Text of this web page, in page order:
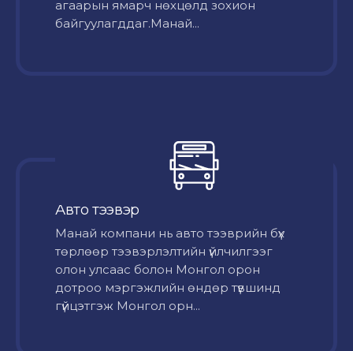
агаарын ямарч нөхцөлд зохион
байгуулагддаг.Манай...
Авто тээвэр
Mанай компани нь авто тээврийн бүх
төрлөөр тээвэрлэлтийн үйлчилгээг
олон улсаас болон Монгол орон
дотроо мэргэжлийн өндөр түвшинд
гүйцэтгэж Монгол орн...